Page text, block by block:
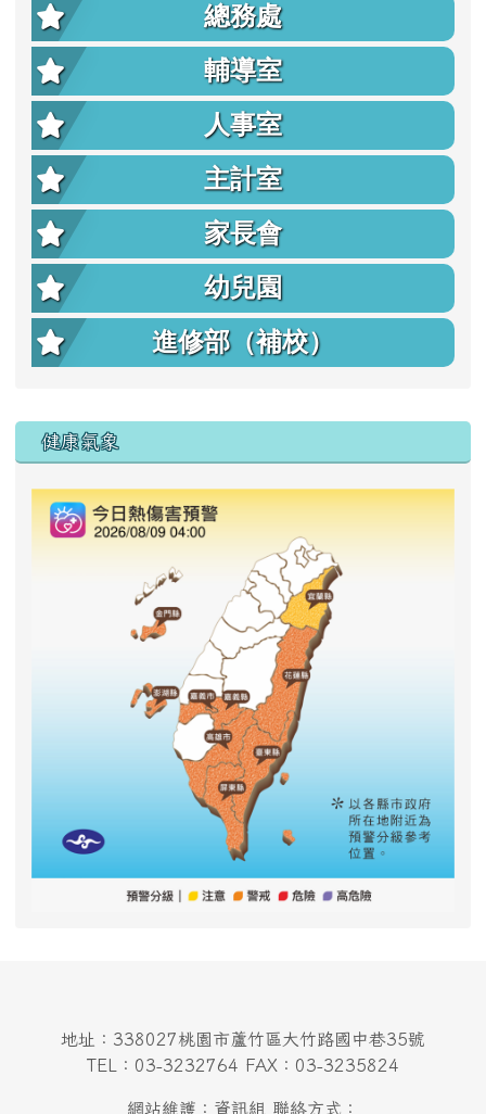
總務處
輔導室
人事室
主計室
家長會
幼兒園
進修部（補校）
右邊區域內容
健康氣象
地址：338027桃園市蘆竹區大竹路國中巷35號
TEL：03-3232764 FAX：03-3235824
網站維護：資訊組 聯絡方式：